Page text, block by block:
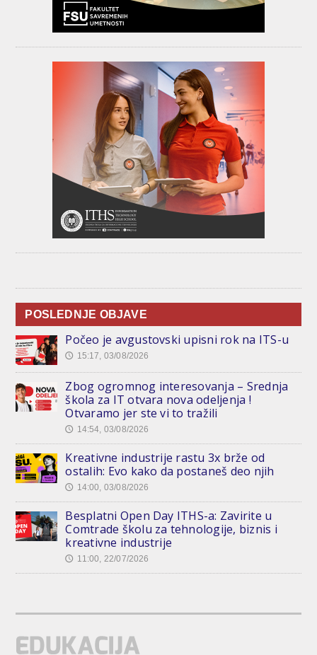
POSLEDNJE OBJAVE
Počeo je avgustovski upisni rok na ITS-u
🕔 15:17, 03/08/2026
Zbog ogromnog interesovanja – Srednja
škola za IT otvara nova odeljenja !
Otvaramo jer ste vi to tražili
🕔 14:54, 03/08/2026
Kreativne industrije rastu 3x brže od
ostalih: Evo kako da postaneš deo njih
🕔 14:00, 03/08/2026
Besplatni Open Day ITHS-a: Zavirite u
Comtrade školu za tehnologije, biznis i
kreativne industrije
🕔 11:00, 22/07/2026